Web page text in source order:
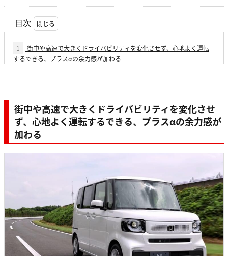
目次
1
街中や高速で大きくドライバビリティを変化させず、心地よく運転
するできる、プラスαの余力感が加わる
街中や高速で大きくドライバビリティを変化させ
ず、心地よく運転するできる、プラスαの余力感が
加わる